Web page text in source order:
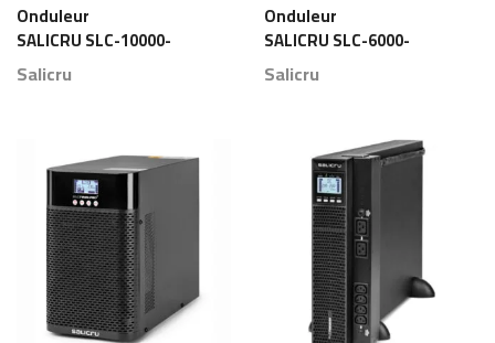
Onduleur
SALICRU SLC-10000-
TWIN PRO2 Maroc
Salicru
Onduleur
SALICRU SLC-6000-
TWIN PRO2 Maroc
Salicru